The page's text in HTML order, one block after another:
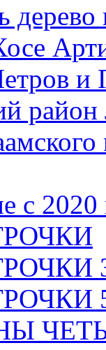
дерево
и
район
с 2020
3
5